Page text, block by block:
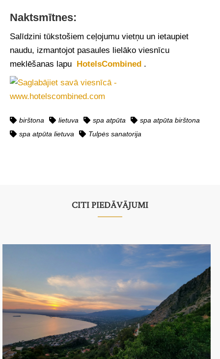
Naktsmītnes:
Salīdzini tūkstošiem ceļojumu vietņu un ietaupiet
naudu, izmantojot pasaules lielāko viesnīcu
meklēšanas lapu HotelsCombined .
birštona lietuva spa atpūta
spa atpūta birštona
spa atpūta lietuva
Tulpės sanatorija
CITI PIEDĀVĀJUMI